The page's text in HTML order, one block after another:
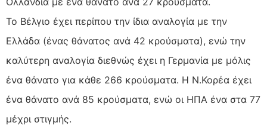
Το Βέλγιο έχει περίπου την ίδια αναλογία με την
Ελλάδα (ένας θάνατος ανά 42 κρούσματα), ενώ την
καλύτερη αναλογία διεθνώς έχει η Γερμανία με μόλις
ένα θάνατο για κάθε 266 κρούσματα. Η Ν.Κορέα έχει
ένα θάνατο ανά 85 κρούσματα, ενώ οι ΗΠΑ ένα στα 77
μέχρι στιγμής.